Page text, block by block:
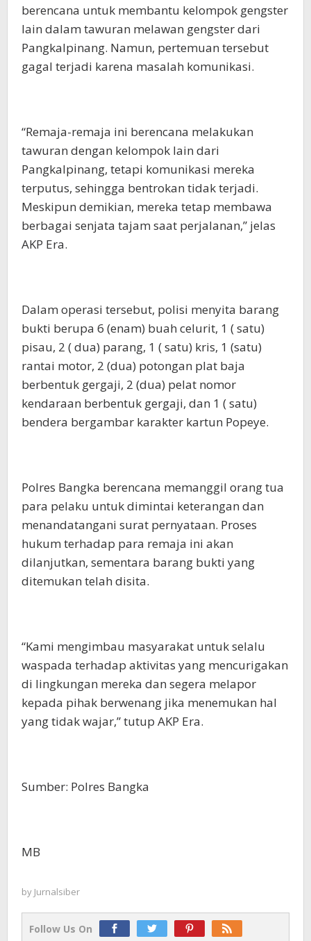
berencana untuk membantu kelompok gengster
lain dalam tawuran melawan gengster dari
Pangkalpinang. Namun, pertemuan tersebut
gagal terjadi karena masalah komunikasi.
“Remaja-remaja ini berencana melakukan
tawuran dengan kelompok lain dari
Pangkalpinang, tetapi komunikasi mereka
terputus, sehingga bentrokan tidak terjadi.
Meskipun demikian, mereka tetap membawa
berbagai senjata tajam saat perjalanan,” jelas
AKP Era.
Dalam operasi tersebut, polisi menyita barang
bukti berupa 6 (enam) buah celurit, 1 ( satu)
pisau, 2 ( dua) parang, 1 ( satu) kris, 1 (satu)
rantai motor, 2 (dua) potongan plat baja
berbentuk gergaji, 2 (dua) pelat nomor
kendaraan berbentuk gergaji, dan 1 ( satu)
bendera bergambar karakter kartun Popeye.
Polres Bangka berencana memanggil orang tua
para pelaku untuk dimintai keterangan dan
menandatangani surat pernyataan. Proses
hukum terhadap para remaja ini akan
dilanjutkan, sementara barang bukti yang
ditemukan telah disita.
“Kami mengimbau masyarakat untuk selalu
waspada terhadap aktivitas yang mencurigakan
di lingkungan mereka dan segera melapor
kepada pihak berwenang jika menemukan hal
yang tidak wajar,” tutup AKP Era.
Sumber: Polres Bangka
MB
by Jurnalsiber
Follow Us On